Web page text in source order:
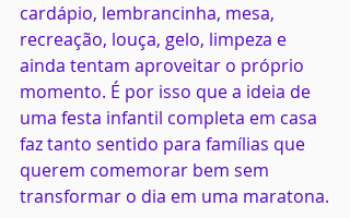
cardápio, lembrancinha, mesa,
recreação, louça, gelo, limpeza e
ainda tentam aproveitar o próprio
momento. É por isso que a ideia de
uma festa infantil completa em casa
faz tanto sentido para famílias que
querem comemorar bem sem
transformar o dia em uma maratona.